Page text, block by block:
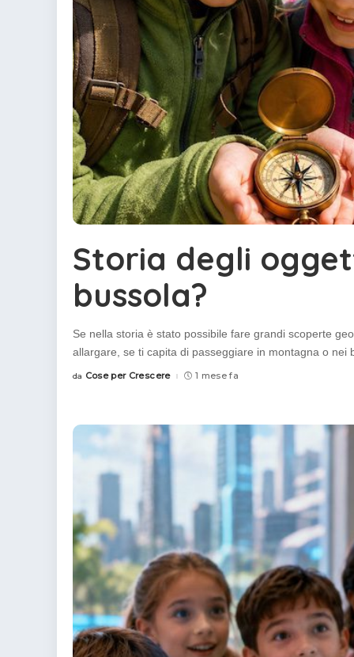
Storia degli
bussola?
Se nella storia è stato possibile fare grandi scoperte
allargare, se ti capita di passeggiare in montagna o
Posted
da Cose per Crescere 1 mese fa